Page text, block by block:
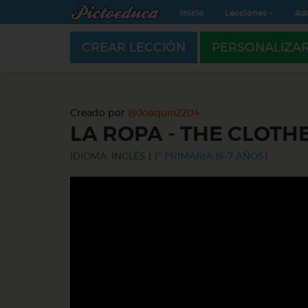
Inicio Lecciones
CREAR LECCIÓN
Creado por @Joaquin2204
LA ROPA - THE
IDIOMA: INGLÉS 1º PRIMARIA (6-7 AÑOS)